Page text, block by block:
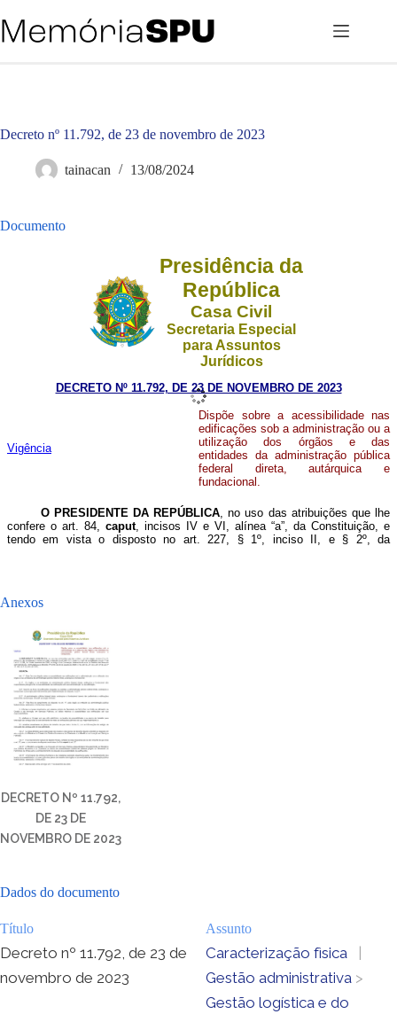
para
o
Decreto nº 11.792, de 23 de novembro de 2023
tainacan 13/08/2024
Documento
Anexos
DECRETO Nº 11.792,
DE 23 DE
NOVEMBRO DE 2023
Dados do documento
Título
Decreto nº 11.792, de 23 de
novembro de 2023
Assunto
Caracterização fìsica
Gestão administrativa >
Gestão logística e do